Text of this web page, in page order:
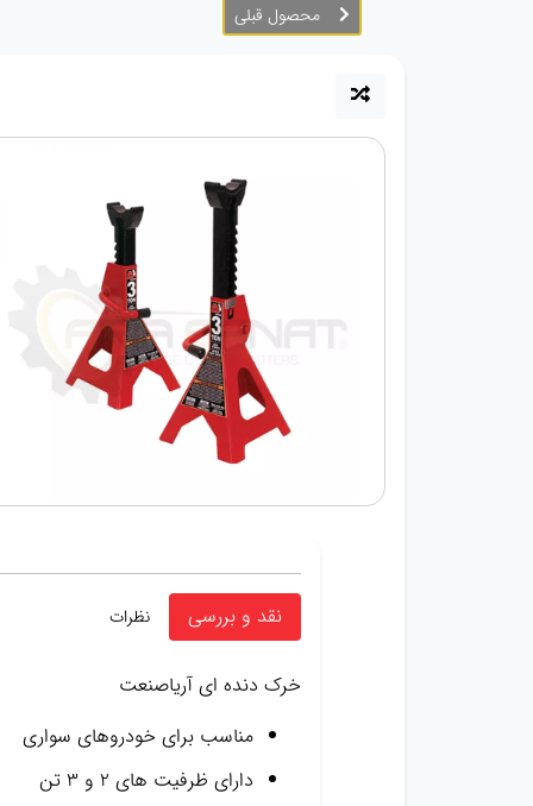
محصول قبلی
نقد و بررسی نظرات
خرک دنده ای آریاصنعت
مناسب برای خودروهای سواری
دارای ظرفیت های ۲ و ۳ تن